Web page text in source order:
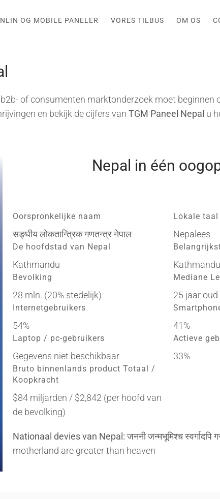
OG MOBILE PANELER VORES TILBUS OM OS
of consumenten marktonderzoek moet beginnen
en bekijk de cijfers van TGM Paneel Nepal u
Nepal in één
Oorspronkelijke naam
सङ्घीय लोकतान्त्रिक गणतन्त्र नेपाल
Lokale taal
Nepalees
De hoofdstad van Nepal
Kathmandu Kathmandu
Bevolking
28 mln. (20% stedelijk)
Mediane
25 jaar oud
Internetgebruikers
54% 41%
Laptop / pc-gebruikers
Gegevens niet beschikbaar
Actieve
33%
Bruto binnenlands product Totaal /
Koopkracht
$84 miljarden / $2,842 (per hoofd van
de bevolking)
Nationaal devies van Nepal:जननी जन्मभूमिश्च
motherland are greater than heaven